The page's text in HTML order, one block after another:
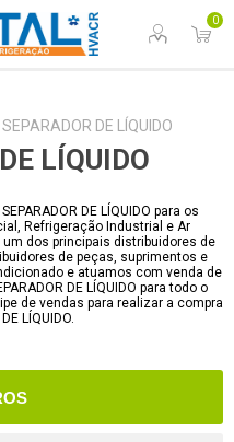
0
SEPARADOR DE LÍQUIDO
LÍQUIDO
DE LÍQUIDO para os
Refrigeração Industrial e Ar
dos principais distribuidores de
de peças, suprimentos e
e atuamos com venda de
DE LÍQUIDO para todo o
de vendas para realizar a compra
LÍQUIDO.